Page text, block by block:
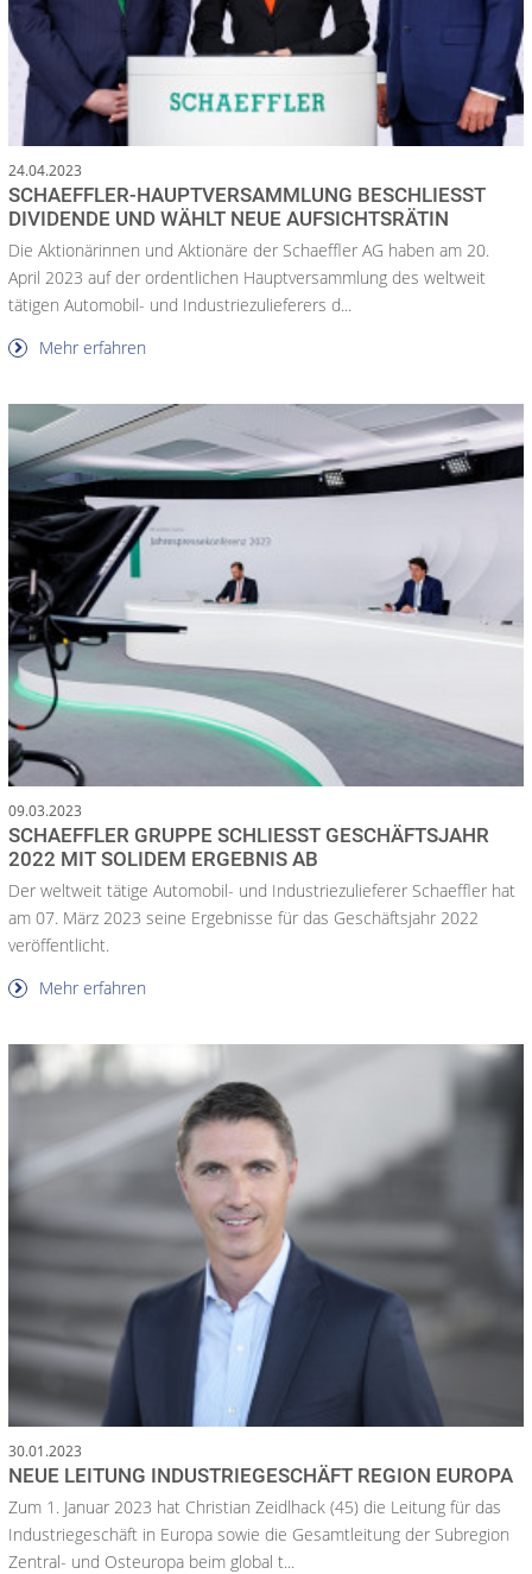
24.04.2023
SCHAEFFLER-HAUPTVERSAMMLUNG BESCHLIESST D
IVIDENDE UND WÄHLT NEUE AUFSICHTSRÄTIN
Die Aktionärinnen und Aktionäre der Schaeffler AG haben am 20.
April 2023 auf der ordentlichen Hauptversammlung des weltweit
tätigen Automobil- und Industriezulieferers d...
Mehr erfahren
09.03.2023
SCHAEFFLER GRUPPE SCHLIESST GESCHÄFTSJAHR 2
022 MIT SOLIDEM ERGEBNIS AB
Der weltweit tätige Automobil- und Industriezulieferer Schaeffler hat
am 07. März 2023 seine Ergebnisse für das Geschäftsjahr 2022
veröffentlicht.
Mehr erfahren
30.01.2023
NEUE LEITUNG INDUSTRIEGESCHÄFT REGION EUROPA
Zum 1. Januar 2023 hat Christian Zeidlhack (45) die Leitung für das
Industriegeschäft in Europa sowie die Gesamtleitung der Subregion
Zentral- und Osteuropa beim global t...